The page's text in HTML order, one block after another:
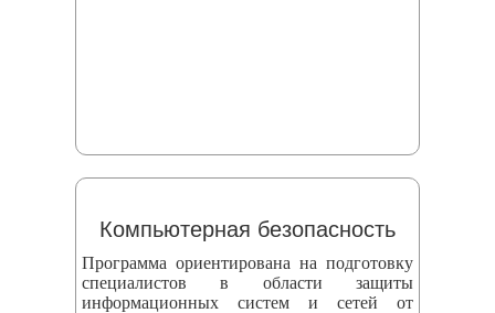
Компьютерная безопасность
Программа ориентирована на подготовку
специалистов в области защиты
информационных систем и сетей от